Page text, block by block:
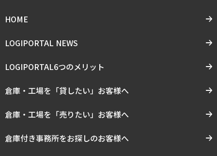
HOME
LOGIPORTAL NEWS
LOGIPORTAL6つのメリット
倉庫・工場を「貸したい」お客様へ
倉庫・工場を「売りたい」お客様へ
倉庫付き事務所をお探しのお客様へ